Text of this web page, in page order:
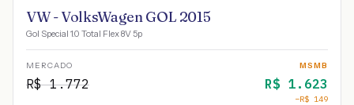
VW - VolksWagen GOL 2015
Gol Special 1.0 Total Flex 8V 5p
MERCADO
R$1.772
MSMB
R$ 1.623
−R$ 149